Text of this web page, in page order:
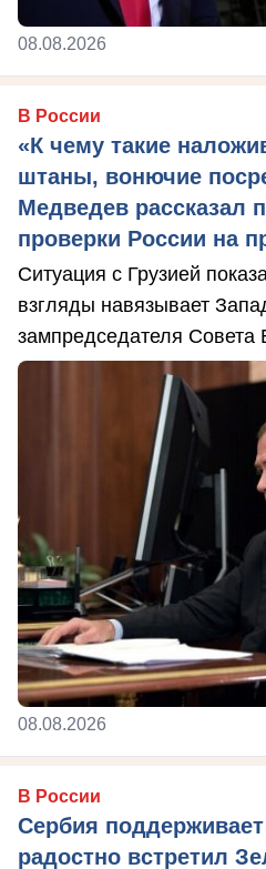
08.08.2026
В России
«К чему такие
штаны, вонючие
Медведев рассказал
проверки России на
Ситуация с Грузией
взгляды навязывает
зампредседателя Совета
08.08.2026
В России
Сербия
радостно встретил